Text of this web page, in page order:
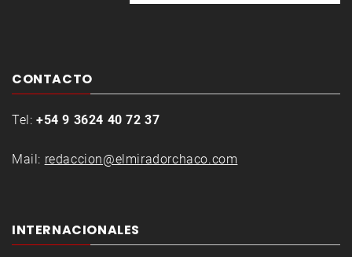
CONTACTO
Tel: +54 9 3624 40 72 37
Mail: redaccion@elmiradorchaco.com
INTERNACIONALES